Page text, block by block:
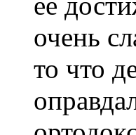
очень
то что